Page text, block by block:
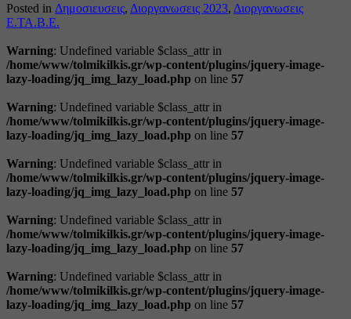
Posted in Δημοσιευσεις, Διοργανωσεις 2023, Διοργανωσεις
Ε.ΤΑ.Β.Ε.
Warning: Undefined variable $class_attr in
/home/www/tolmikilkis.gr/wp-content/plugins/jquery-image-
lazy-loading/jq_img_lazy_load.php on line 57
Warning: Undefined variable $class_attr in
/home/www/tolmikilkis.gr/wp-content/plugins/jquery-image-
lazy-loading/jq_img_lazy_load.php on line 57
Warning: Undefined variable $class_attr in
/home/www/tolmikilkis.gr/wp-content/plugins/jquery-image-
lazy-loading/jq_img_lazy_load.php on line 57
Warning: Undefined variable $class_attr in
/home/www/tolmikilkis.gr/wp-content/plugins/jquery-image-
lazy-loading/jq_img_lazy_load.php on line 57
Warning: Undefined variable $class_attr in
/home/www/tolmikilkis.gr/wp-content/plugins/jquery-image-
lazy-loading/jq_img_lazy_load.php on line 57